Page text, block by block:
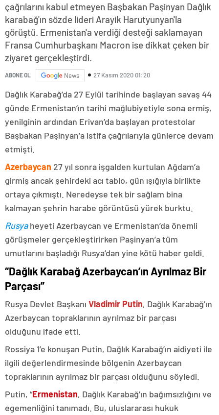
çağrılarını kabul etmeyen Başbakan Paşinyan Dağlık
karabağ'ın sözde lideri Arayik Harutyunyan'la
görüştü. Ermenistan'a verdiği desteği saklamayan
Fransa Cumhurbaşkanı Macron ise dikkat çeken bir
ziyaret gerçekleştirdi.
ABONE OL News 27 Kasım 2020 01:20
Dağlık Karabağ’da 27 Eylül tarihinde başlayan savaş 44
günde Ermenistan’ın tarihi mağlubiyetiyle sona ermiş,
yenilginin ardından Erivan’da başlayan protestolar
Başbakan Paşinyan’a istifa çağrılarıyla günlerce devam
etmişti.
Azerbaycan 27 yıl sonra işgalden kurtulan Ağdam’a
girmiş ancak şehirdeki acı tablo, gün ışığıyla birlikte
ortaya çıkmıştı. Neredeyse tek bir sağlam bina
kalmayan şehrin harabe görüntüsü yürek burktu.
Rusyaheyeti Azerbaycan ve Ermenistan’da önemli
görüşmeler gerçekleştirirken Paşinyan’a tüm
umutlarını başladığı Rusya’dan yine kötü haber geldi.
“Dağlık Karabağ Azerbaycan’ın Ayrılmaz Bir
Parçası”
Rusya Devlet Başkanı Vladimir Putin, Dağlık Karabağ’ın
Azerbaycan topraklarının ayrılmaz bir parçası
olduğunu ifade etti.
Rossiya 1’e konuşan Putin, Dağlık Karabağ’ın aidiyeti ile
ilgili değerlendirmesinde bölgenin Azerbaycan
topraklarının ayrılmaz bir parçası olduğunu söyledi.
Putin, “Ermenistan, Dağlık Karabağ’ın bağımsızlığını ve
egemenliğini tanımadı. Bu, uluslararası hukuk